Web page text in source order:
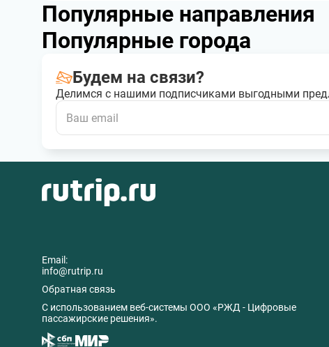
Популярные направления
Популярные города
Будем на связи?
Делимся с нашими подписчиками выгодными
Email:
info@rutrip.ru
Обратная связь
C использованием веб-системы ООО «РЖД - Цифровые
пассажирские решения».